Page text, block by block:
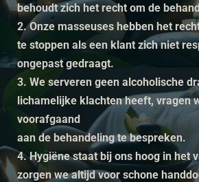
behoudt zich het recht om de
2. Onze masseuses hebben het
te stoppen als een klant zich niet
ongepast gedraagt.
3. We serveren geen alcoholische
lichamelijke klachten heeft, vragen
voorafgaand
aan de behandeling te bespreken.
4. Hygiëne staat bij ons hoog in het
zorgen we altijd voor schone